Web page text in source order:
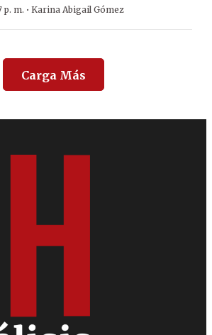
p. m. · Karina Abigail Gómez
Carga Más